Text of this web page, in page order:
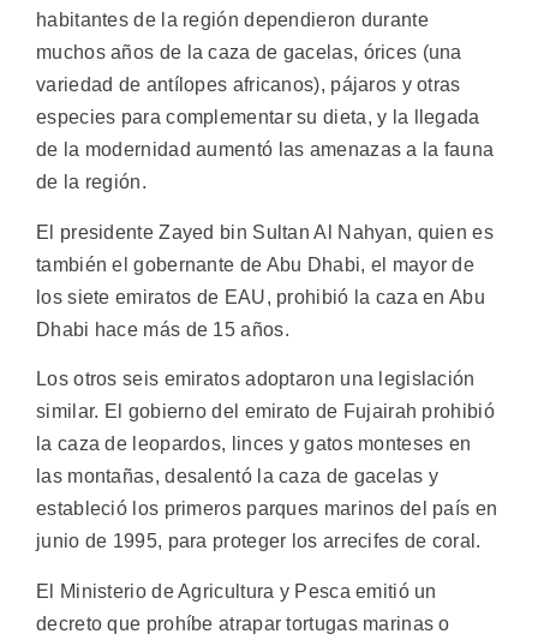
habitantes de la región dependieron durante
muchos años de la caza de gacelas, órices (una
variedad de antílopes africanos), pájaros y otras
especies para complementar su dieta, y la llegada
de la modernidad aumentó las amenazas a la fauna
de la región.
El presidente Zayed bin Sultan Al Nahyan, quien es
también el gobernante de Abu Dhabi, el mayor de
los siete emiratos de EAU, prohibió la caza en Abu
Dhabi hace más de 15 años.
Los otros seis emiratos adoptaron una legislación
similar. El gobierno del emirato de Fujairah prohibió
la caza de leopardos, linces y gatos monteses en
las montañas, desalentó la caza de gacelas y
estableció los primeros parques marinos del país en
junio de 1995, para proteger los arrecifes de coral.
El Ministerio de Agricultura y Pesca emitió un
decreto que prohíbe atrapar tortugas marinas o